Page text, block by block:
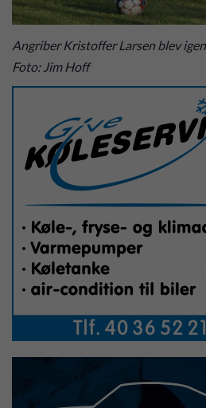
Angriber Kristoffer Larsen blev
Foto: Jim Hoff